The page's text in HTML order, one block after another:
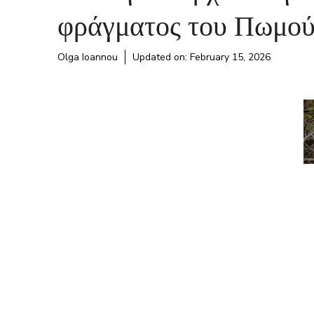
φράγματος του
Olga Ioannou Updated on: February 15, 2026